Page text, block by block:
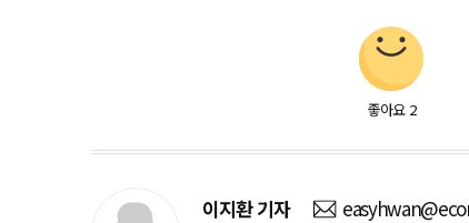
좋아요 2
이지환기자